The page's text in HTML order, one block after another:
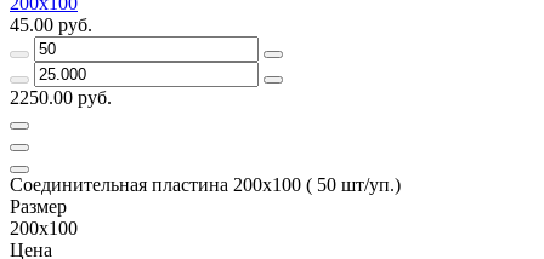
45.00 руб.
2250.00 руб.
Соединительная пластина 200х100 ( 50 шт/уп.)
Размер
200х100
Цена